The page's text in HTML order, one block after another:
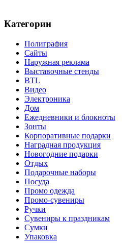
Категории
Полиграфия
Сайты
Наружная реклама
Выставочные стенды
BTL
Видео
Электроника
Дом
Ежедневники и блокноты
Зонты
Корпоративные подарки
Наградная продукция
Новогодние подарки
Отдых
Подарочные наборы
Посуда
Промо одежда
Промо-сувениры
Ручки
Сувениры к праздникам
Сумки
Упаковка